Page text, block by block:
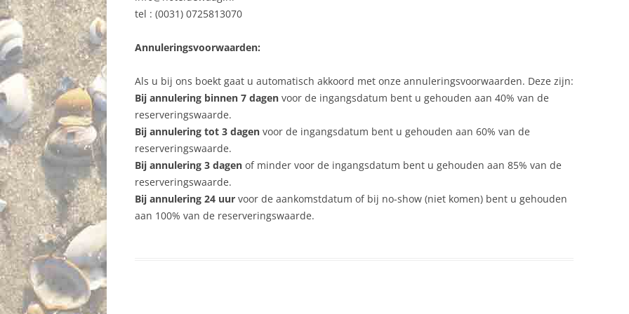
tel : (0031) 0725813070
Annuleringsvoorwaarden:
Als u bij ons boekt gaat u automatisch akkoord met onze annuleringsvoorwaarden. Deze zijn:
Bij annulering binnen 7 dagen voor de ingangsdatum bent u gehouden aan 40% van de
reserveringswaarde.
Bij annulering tot 3 dagen voor de ingangsdatum bent u gehouden aan 60% van de
reserveringswaarde.
Bij annulering 3 dagen of minder voor de ingangsdatum bent u gehouden aan 85% van de
reserveringswaarde.
Bij annulering 24 uur voor de aankomstdatum of bij no-show (niet komen) bent u gehouden
aan 100% van de reserveringswaarde.